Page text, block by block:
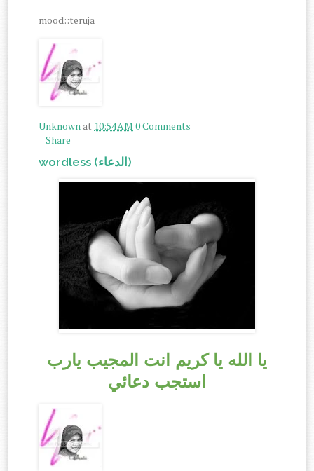
mood::teruja
Unknownat 10:54 AM 0 Comments
Share
wordless (الدعاء)
يا الله يا كريم انت المجيب يارب
استجب دعائي